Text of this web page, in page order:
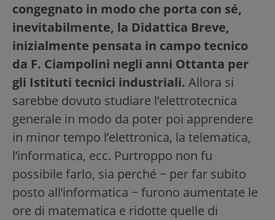
congegnato in modo che porta con sé,
inevitabilmente, la Didattica Breve,
inizialmente pensata in campo tecnico
da F. Ciampolini negli anni Ottanta per
gli Istituti tecnici industriali. Allora si
sarebbe dovuto studiare l’elettrotecnica
generale in modo da poter poi apprendere
in minor tempo l’elettronica, la telematica,
l’informatica, ecc. Purtroppo non fu
possibile farlo, sia perché − per far subito
posto all’informatica − furono aumentate le
ore di matematica e ridotte quelle di